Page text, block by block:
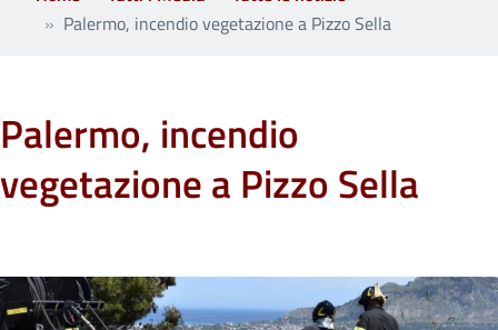
Palermo, incendio vegetazione a Pizzo Sella
Palermo, incendio
vegetazione a Pizzo Sella